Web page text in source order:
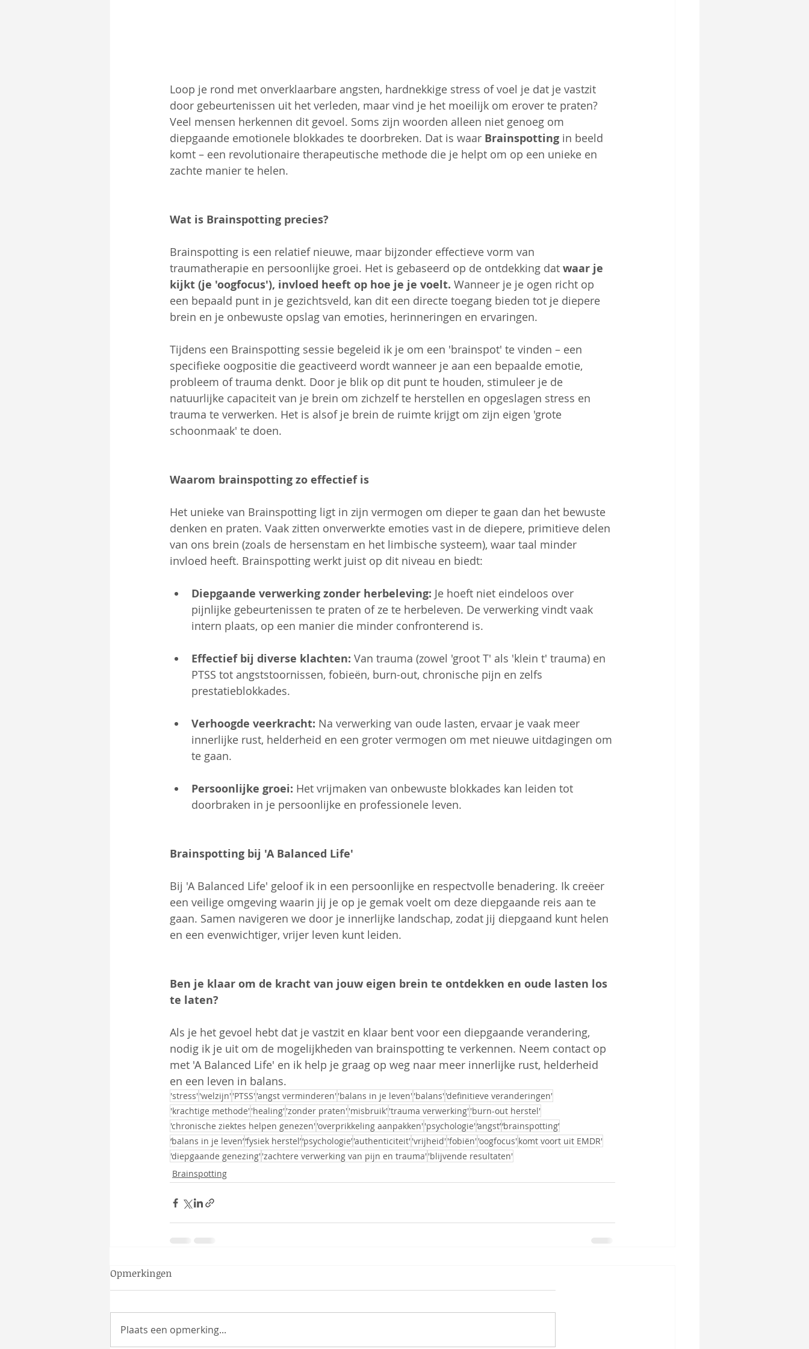
Loop je rond met onverklaarbare angsten, hardnekkige stress of voel je dat je vastzit
door gebeurtenissen uit het verleden, maar vind je het moeilijk om erover te praten?
Veel mensen herkennen dit gevoel. Soms zijn woorden alleen niet genoeg om
diepgaande emotionele blokkades te doorbreken. Dat is waar Brainspotting in beeld
komt – een revolutionaire therapeutische methode die je helpt om op een unieke en
zachte manier te helen.
Wat is Brainspotting precies?
Brainspotting is een relatief nieuwe, maar bijzonder effectieve vorm van
traumatherapie en persoonlijke groei. Het is gebaseerd op de ontdekking dat waar je
kijkt (je 'oogfocus'), invloed heeft op hoe je je voelt. Wanneer je je ogen richt op
een bepaald punt in je gezichtsveld, kan dit een directe toegang bieden tot je diepere
brein en je onbewuste opslag van emoties, herinneringen en ervaringen.
Tijdens een Brainspotting sessie begeleid ik je om een 'brainspot' te vinden – een
specifieke oogpositie die geactiveerd wordt wanneer je aan een bepaalde emotie,
probleem of trauma denkt. Door je blik op dit punt te houden, stimuleer je de
natuurlijke capaciteit van je brein om zichzelf te herstellen en opgeslagen stress en
trauma te verwerken. Het is alsof je brein de ruimte krijgt om zijn eigen 'grote
schoonmaak' te doen.
Waarom brainspotting zo effectief is
Het unieke van Brainspotting ligt in zijn vermogen om dieper te gaan dan het bewuste
denken en praten. Vaak zitten onverwerkte emoties vast in de diepere, primitieve delen
van ons brein (zoals de hersenstam en het limbische systeem), waar taal minder
invloed heeft. Brainspotting werkt juist op dit niveau en biedt:
Diepgaande verwerking zonder herbeleving: Je hoeft niet eindeloos over
pijnlijke gebeurtenissen te praten of ze te herbeleven. De verwerking vindt vaak
intern plaats, op een manier die minder confronterend is.
Effectief bij diverse klachten: Van trauma (zowel 'groot T' als 'klein t' trauma) en
PTSS tot angststoornissen, fobieën, burn-out, chronische pijn en zelfs
prestatieblokkades.
Verhoogde veerkracht: Na verwerking van oude lasten, ervaar je vaak meer
innerlijke rust, helderheid en een groter vermogen om met nieuwe uitdagingen om
te gaan.
Persoonlijke groei: Het vrijmaken van onbewuste blokkades kan leiden tot
doorbraken in je persoonlijke en professionele leven.
Brainspotting bij 'A Balanced Life'
Bij 'A Balanced Life' geloof ik in een persoonlijke en respectvolle benadering. Ik creëer
een veilige omgeving waarin jij je op je gemak voelt om deze diepgaande reis aan te
gaan. Samen navigeren we door je innerlijke landschap, zodat jij diepgaand kunt helen
en een evenwichtiger, vrijer leven kunt leiden.
Ben je klaar om de kracht van jouw eigen brein te ontdekken en oude lasten los
te laten?
Als je het gevoel hebt dat je vastzit en klaar bent voor een diepgaande verandering,
nodig ik je uit om de mogelijkheden van brainspotting te verkennen. Neem contact op
met 'A Balanced Life' en ik help je graag op weg naar meer innerlijke rust, helderheid
en een leven in balans.
'stress''welzijn''PTSS''angst verminderen''balans in je leven''balans''definitieve veranderingen'
'krachtige methode''healing''zonder praten''misbruik''trauma verwerking''burn-out herstel'
'chronische ziektes helpen genezen''overprikkeling aanpakken''psychologie'‘angst’‘brainspotting’
‘balans in je leven’‘fysiek herstel’‘psychologie’'authenticiteit''vrijheid''fobiën''oogfocus'komt voort uit EMDR'
'diepgaande genezing''zachtere verwerking van pijn en trauma''blijvende resultaten'
Brainspotting
Opmerkingen
Plaats een opmerking...